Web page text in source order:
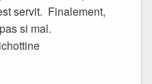
servit. Finalement,
si mal.